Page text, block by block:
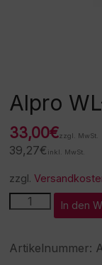
Alpro
33,00€zzgl. MwSt.
39,27€ inkl. MwSt.
zzgl.
Alpro
WL-
04/G
Menge
In den
Artikelnummer: